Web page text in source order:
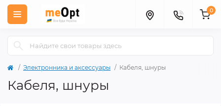
0
Электронника и аксессуары Кабеля, шнуры
Кабеля, шнуры